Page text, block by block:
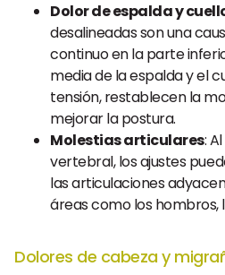
Dolor de espalda y
desalineadas son una
continuo en la parte
media de la espalda y el
tensión, restablecen la
mejorar la postura.
Molestias articulares:
vertebral, los ajustes
las articulaciones
áreas como los hombros,
Dolores de cabeza y